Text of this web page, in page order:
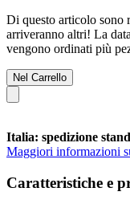
Di questo articolo sono
arriveranno altri! La
vengono ordinati più
Nel Carrello
Italia: spedizione
Maggiori informazioni
Caratteristiche e